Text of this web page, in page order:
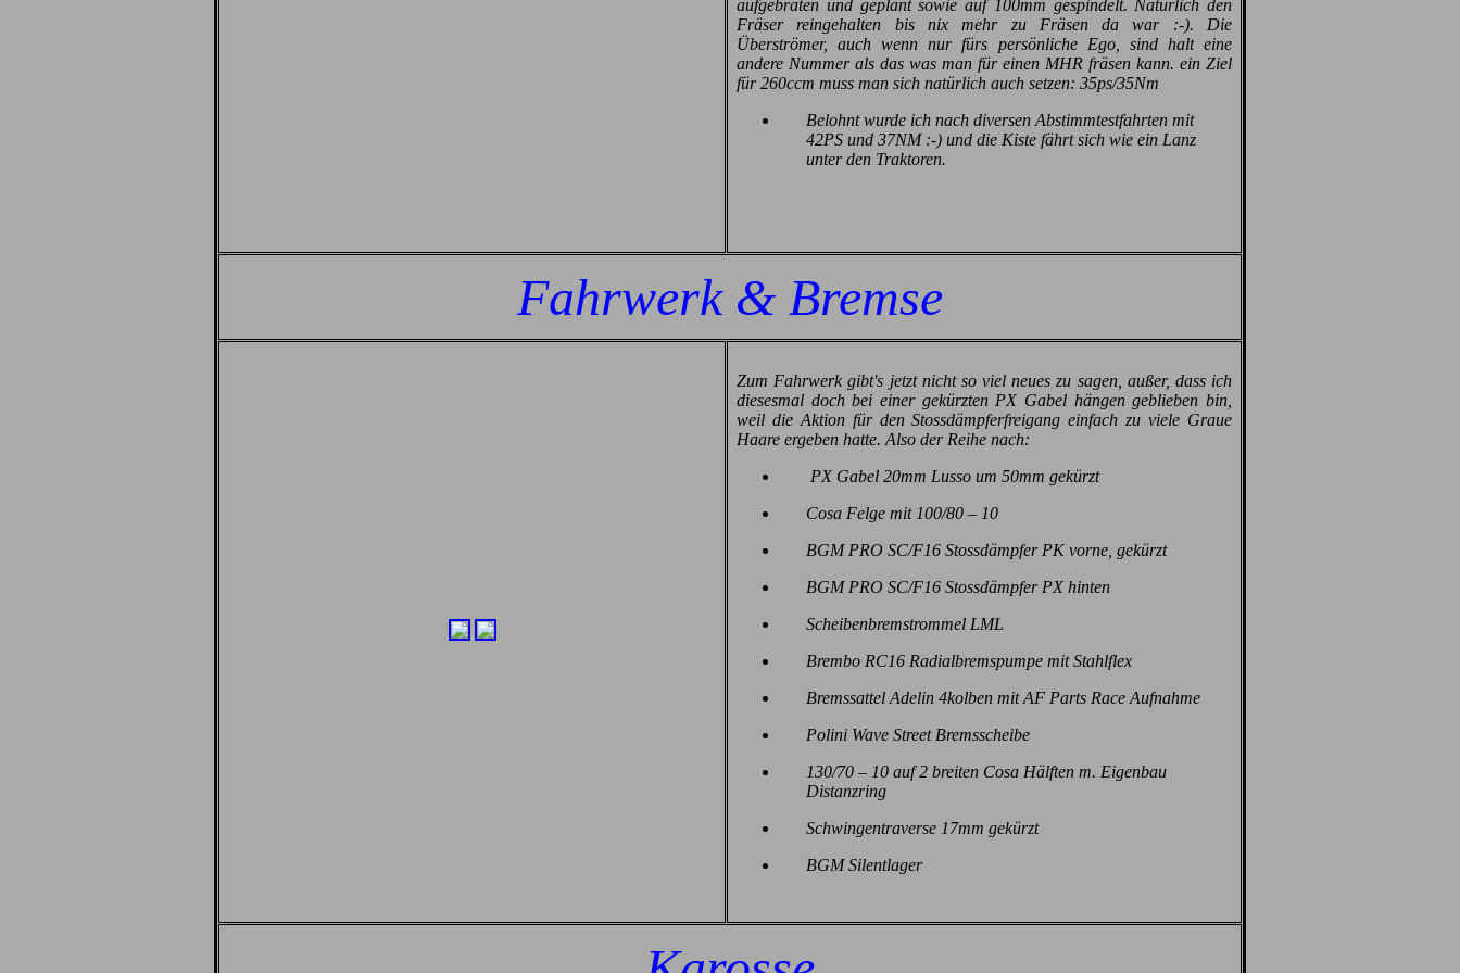
aufgebraten und geplant sowie auf 100mm gespindelt. Natürlich den
Fräser reingehalten bis nix mehr zu Fräsen da war :-). Die
Überströmer, auch wenn nur fürs persönliche Ego, sind halt eine
andere Nummer als das was man für einen MHR fräsen kann. ein Ziel
für 260ccm muss man sich natürlich auch setzen: 35ps/35Nm
Belohnt wurde ich nach diversen Abstimmtestfahrten mit
42PS und 37NM :-) und die Kiste fährt sich wie ein Lanz
unter den Traktoren.
Fahrwerk & Bremse
Zum Fahrwerk gibt's jetzt nicht so viel neues zu sagen, außer, dass ich
diesesmal doch bei einer gekürzten PX Gabel hängen geblieben bin,
weil die Aktion für den Stossdämpferfreigang einfach zu viele Graue
Haare ergeben hatte. Also der Reihe nach:
PX Gabel 20mm Lusso um 50mm gekürzt
Cosa Felge mit 100/80 – 10
BGM PRO SC/F16 Stossdämpfer PK vorne, gekürzt
BGM PRO SC/F16 Stossdämpfer PX hinten
Scheibenbremstrommel LML
Brembo RC16 Radialbremspumpe mit Stahlflex
Bremssattel Adelin 4kolben mit AF Parts Race Aufnahme
Polini Wave Street Bremsscheibe
130/70 – 10 auf 2 breiten Cosa Hälften m. Eigenbau
Distanzring
Schwingentraverse 17mm gekürzt
BGM Silentlager